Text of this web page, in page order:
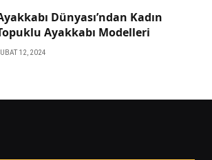
Dünyası’ndan Kadın
Ayakkabı Modelleri
12, 2024